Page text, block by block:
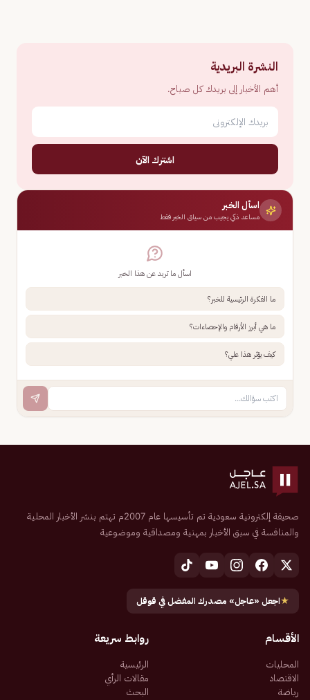
النشرة البريدية
أهم الأخبار إلى بريدك كل صباح.
اشترك الآن
اسأل الخبر
مساعد ذكي يجيب من سياق الخبر فقط
اسأل ما تريد عن هذا الخبر
ما الفكرة الرئيسية للخبر؟
ما هي أبرز الأرقام والإحصاءات؟
كيف يؤثر هذا علي؟
صحيفة إلكترونية سعودية تم تأسيسها عام 2007م تهتم بنشر الأخبار المحلية
والمنافسة في سبق الأخبار بمهنية ومصداقية وموضوعية
★اجعل «عاجل» مصدرك المفضل في قوقل
الأقسام
المحليات
الاقتصاد
رياضة
روابط سريعة
الرئيسية
مقالات الرأي
البحث